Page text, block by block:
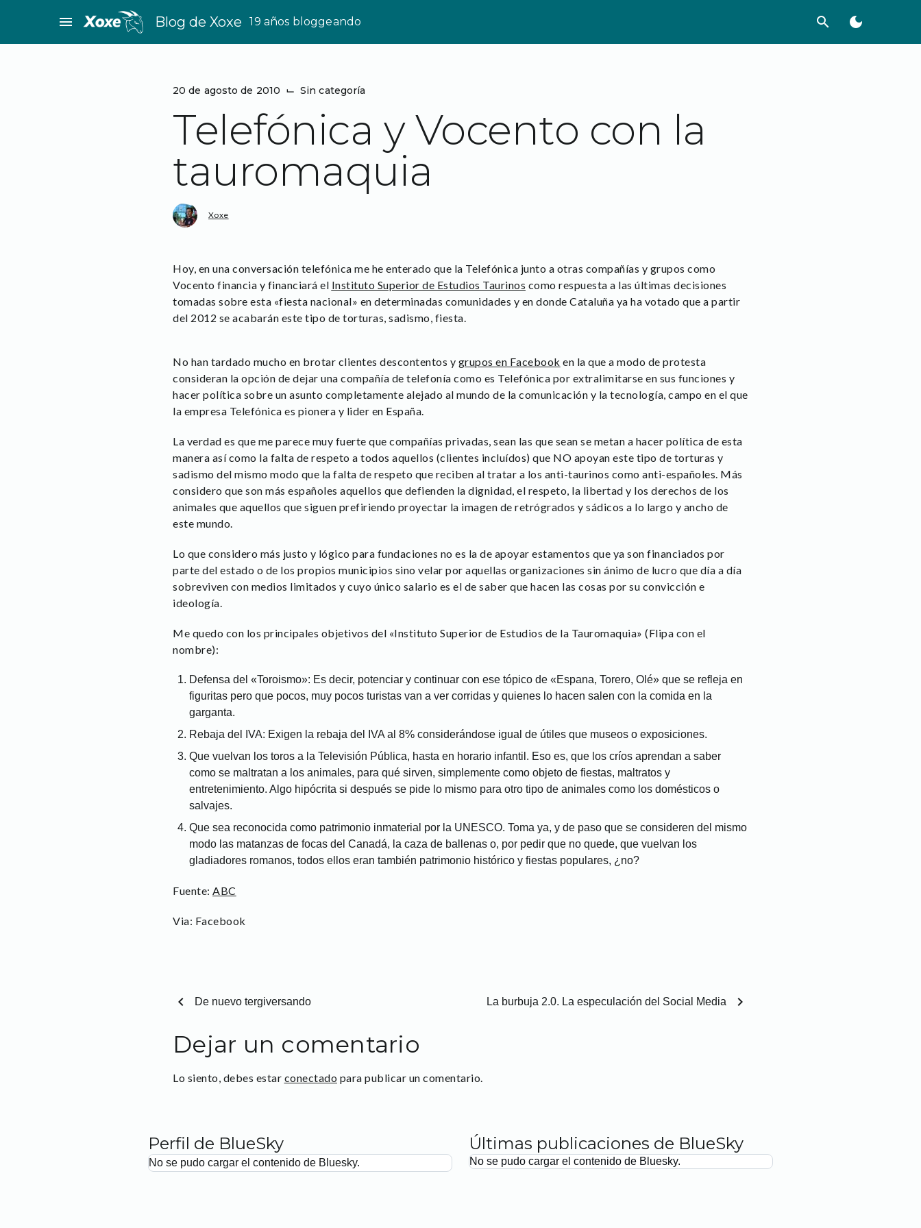
menu Blog de Xoxe 19 años bloggeando search dark_mode
20 de agosto de 2010 ⌙ Sin categoría
Telefónica y Vocento con la
tauromaquia
Xoxe
Hoy, en una conversación telefónica me he enterado que la Telefónica junto a otras compañías y grupos como
Vocento financia y financiará el Instituto Superior de Estudios Taurinos como respuesta a las últimas decisiones
tomadas sobre esta «fiesta nacional» en determinadas comunidades y en donde Cataluña ya ha votado que a partir
del 2012 se acabarán este tipo de torturas, sadismo, fiesta.
No han tardado mucho en brotar clientes descontentos y grupos en Facebook en la que a modo de protesta
consideran la opción de dejar una compañía de telefonía como es Telefónica por extralimitarse en sus funciones y
hacer política sobre un asunto completamente alejado al mundo de la comunicación y la tecnología, campo en el que
la empresa Telefónica es pionera y lider en España.
La verdad es que me parece muy fuerte que compañías privadas, sean las que sean se metan a hacer política de esta
manera así como la falta de respeto a todos aquellos (clientes incluídos) que NO apoyan este tipo de torturas y
sadismo del mismo modo que la falta de respeto que reciben al tratar a los anti-taurinos como anti-españoles. Más
considero que son más españoles aquellos que defienden la dignidad, el respeto, la libertad y los derechos de los
animales que aquellos que siguen prefiriendo proyectar la imagen de retrógrados y sádicos a lo largo y ancho de
este mundo.
Lo que considero más justo y lógico para fundaciones no es la de apoyar estamentos que ya son financiados por
parte del estado o de los propios municipios sino velar por aquellas organizaciones sin ánimo de lucro que día a día
sobreviven con medios limitados y cuyo único salario es el de saber que hacen las cosas por su convicción e
ideología.
Me quedo con los principales objetivos del «Instituto Superior de Estudios de la Tauromaquia» (Flipa con el
nombre):
Defensa del «Toroismo»: Es decir, potenciar y continuar con ese tópico de «Espana, Torero, Olé» que se refleja en
figuritas pero que pocos, muy pocos turistas van a ver corridas y quienes lo hacen salen con la comida en la
garganta.
Rebaja del IVA: Exigen la rebaja del IVA al 8% considerándose igual de útiles que museos o exposiciones.
Que vuelvan los toros a la Televisión Pública, hasta en horario infantil. Eso es, que los críos aprendan a saber
como se maltratan a los animales, para qué sirven, simplemente como objeto de fiestas, maltratos y
entretenimiento. Algo hipócrita si después se pide lo mismo para otro tipo de animales como los domésticos o
salvajes.
Que sea reconocida como patrimonio inmaterial por la UNESCO. Toma ya, y de paso que se consideren del mismo
modo las matanzas de focas del Canadá, la caza de ballenas o, por pedir que no quede, que vuelvan los
gladiadores romanos, todos ellos eran también patrimonio histórico y fiestas populares, ¿no?
Fuente: ABC
Via: Facebook
chevron_left De nuevo tergiversando La burbuja 2.0. La especulación del Social Media chevron_right
Dejar un comentario
Lo siento, debes estar conectado para publicar un comentario.
Perfil de BlueSky
No se pudo cargar el contenido de Bluesky.
Últimas publicaciones de BlueSky
No se pudo cargar el contenido de Bluesky.